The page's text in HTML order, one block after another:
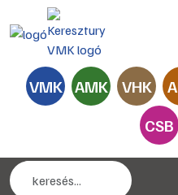
VMK AMK VHK
CSB